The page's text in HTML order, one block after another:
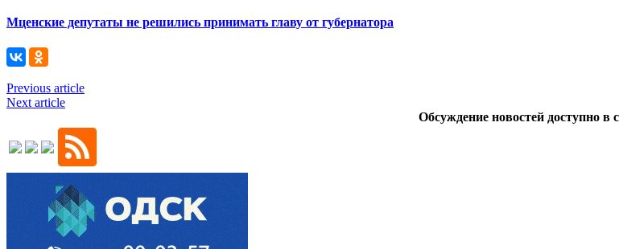
Мценские депутаты не решились принимать главу от губернатора
Previous article
Next article
Обсуждение новостей доступно в